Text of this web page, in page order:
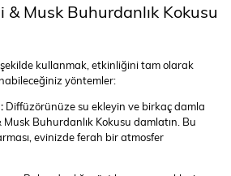
Musk Buhurdanlık Kokusu
kullanmak, etkinliğini tam olarak
yöntemler:
Diffüzörünüze su ekleyin ve birkaç damla
Buhurdanlık Kokusu damlatın. Bu
evinizde ferah bir atmosfer